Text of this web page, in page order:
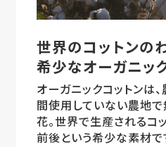
世界のコットンの
希少なオーガニッ
オーガニックコットンは
間使用していない農地
花。世界で生産されるコ
前後という希少な素材で